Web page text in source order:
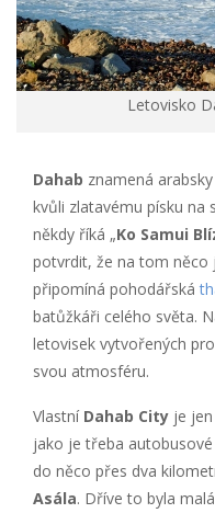
Letovisko
Dahab znamená
kvůli zlatavému písku na
někdy říká „Ko Samui
potvrdit, že na tom něco
připomíná pohodářská
batůžkáři celého světa.
letovisek vytvořených
svou atmosféru.
Vlastní Dahab City je
jako je třeba
do něco přes dva
Asála. Dříve to byla